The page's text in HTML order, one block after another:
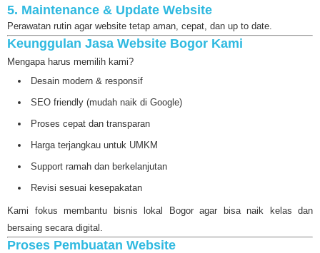
5. Maintenance & Update Website
Perawatan rutin agar website tetap aman, cepat, dan up to date.
Keunggulan Jasa Website Bogor Kami
Mengapa harus memilih kami?
Desain modern & responsif
SEO friendly (mudah naik di Google)
Proses cepat dan transparan
Harga terjangkau untuk UMKM
Support ramah dan berkelanjutan
Revisi sesuai kesepakatan
Kami fokus membantu bisnis lokal Bogor agar bisa naik kelas dan
bersaing secara digital.
Proses Pembuatan Website